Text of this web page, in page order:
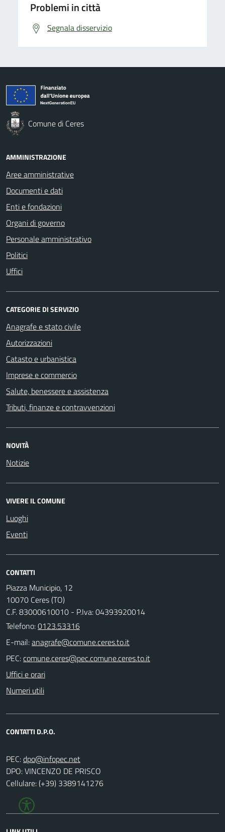
Problemi in città
Segnala disservizio
Comune di Ceres
AMMINISTRAZIONE
Aree amministrative
Documenti e dati
Enti e fondazioni
Organi di governo
Personale amministrativo
Politici
Uffici
CATEGORIE DI SERVIZIO
Anagrafe e stato civile
Autorizzazioni
Catasto e urbanistica
Imprese e commercio
Salute, benessere e assistenza
Tributi, finanze e contravvenzioni
NOVITÀ
Notizie
VIVERE IL COMUNE
Luoghi
Eventi
CONTATTI
Piazza Municipio, 12
10070 Ceres (TO)
C.F. 83000610010 - P.Iva: 04393920014
Telefono:0123.53316
E-mail:
PEC:
Uffici e orari
Numeri utili
CONTATTI D.P.O.
PEC:
DPO: VINCENZO DE PRISCO
Cellulare: (+39) 3389141276